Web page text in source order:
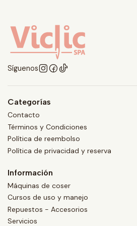
Síguenos
Categorías
Contacto
Términos y Condiciones
Política de reembolso
Política de privacidad y reserva
Información
Máquinas de coser
Cursos de uso y manejo
Repuestos - Accesorios
Servicios